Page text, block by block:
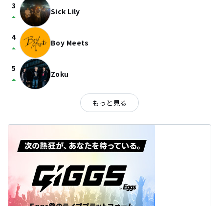
3
arrow_drop_up Sick Lily
4
arrow_drop_up Boy Meets
5
arrow_drop_up Zoku
もっと見る